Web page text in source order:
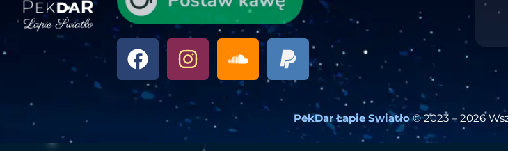
PekDar Łapie Swiatło© 2023 – 2026